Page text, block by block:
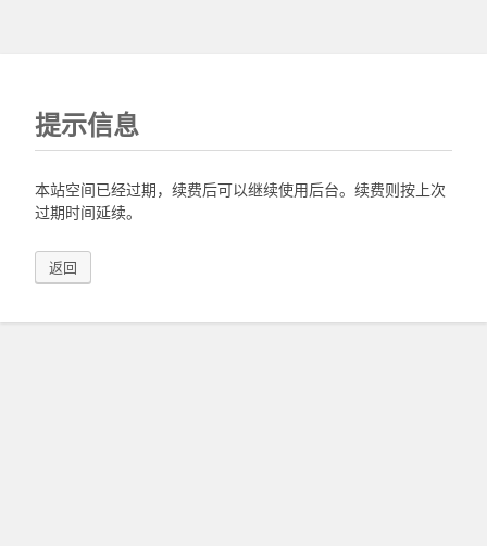
提示信息
本站空间已经过期，续费后可以继续使用后台。续费则按上次
过期时间延续。
返回